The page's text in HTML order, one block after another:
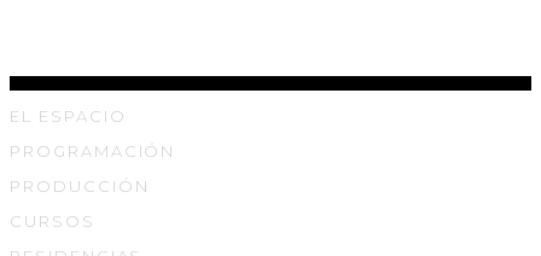
EL ESPACIO
PROGRAMACIÓN
PRODUCCIÓN
CURSOS